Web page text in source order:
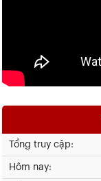
Tổng truy cập:
Hôm nay: